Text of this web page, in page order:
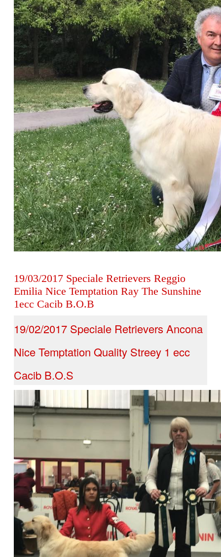
19/03/2017 Speciale Retrievers Reggio
Emilia Nice Temptation Ray The Sunshine
1ecc Cacib B.O.B
19/02/2017 Speciale Retrievers Ancona
Nice Temptation Quality Streey 1 ecc
Cacib B.O.S